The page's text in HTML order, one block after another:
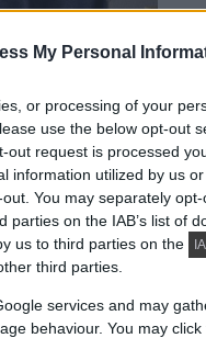
My Personal
or processing of your
use the below opt-out
out request is processed
information utilized by us
You may separately
on the IAB’s list of
us to third parties on the
third parties.
services and may
behaviour. You may
vagy
fűtését, ill.
meg kell
a fejtörés,
persze